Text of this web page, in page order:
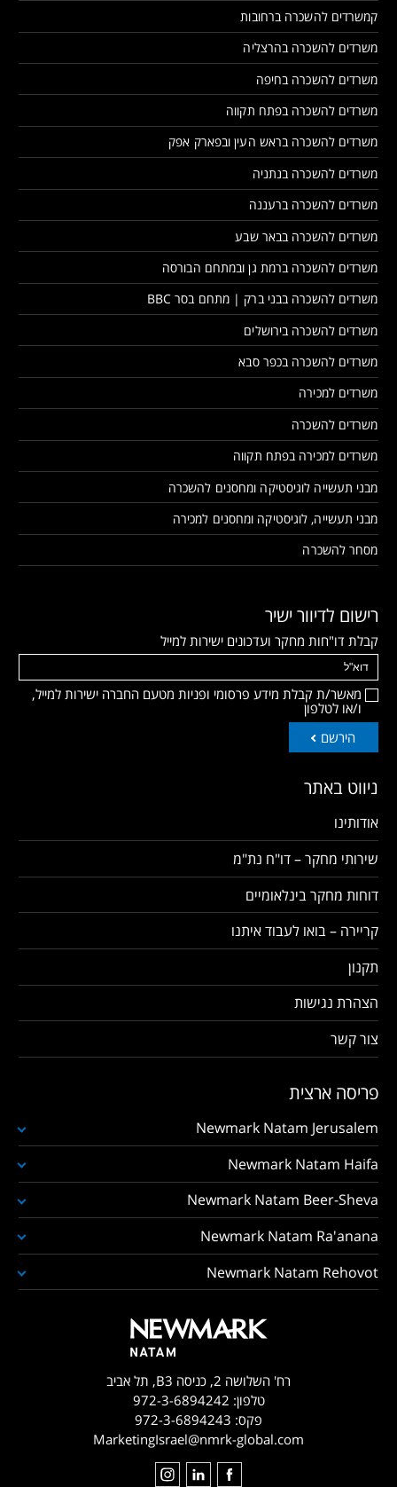
קמשרדים להשכרה ברחובות
משרדים להשכרה בהרצליה
משרדים להשכרה בחיפה
משרדים להשכרה בפתח תקווה
משרדים להשכרה בראש העין ובפארק אפק
משרדים להשכרה בנתניה
משרדים להשכרה ברעננה
משרדים להשכרה בבאר שבע
משרדים להשכרה ברמת גן ובמתחם הבורסה
משרדים להשכרה בבני ברק | מתחם בסר BBC
משרדים להשכרה בירושלים
משרדים להשכרה בכפר סבא
משרדים למכירה
משרדים להשכרה
משרדים למכירה בפתח תקווה
מבני תעשייה לוגיסטיקה ומחסנים להשכרה
מבני תעשייה, לוגיסטיקה ומחסנים למכירה
מסחר להשכרה
רישום לדיוור ישיר
קבלת דו"חות מחקר ועדכונים ישירות למייל
מאשר/ת קבלת מידע פרסומי ופניות מטעם החברה ישירות למייל,
ו/או לטלפון
הירשם
ניווט באתר
אודותינו
שירותי מחקר – דו"ח נת"מ
דוחות מחקר בינלאומיים
קריירה – בואו לעבוד איתנו
תקנון
הצהרת נגישות
צור קשר
פריסה ארצית
Newmark Natam Jerusalem
Newmark Natam Haifa
Newmark Natam Beer-Sheva
Newmark Natam Ra'anana
Newmark Natam Rehovot
רח' השלושה 2, כניסה B3, תל אביב
טלפון: 972-3-6894242
פקס: 972-3-6894243
MarketingIsrael@nmrk-global.com